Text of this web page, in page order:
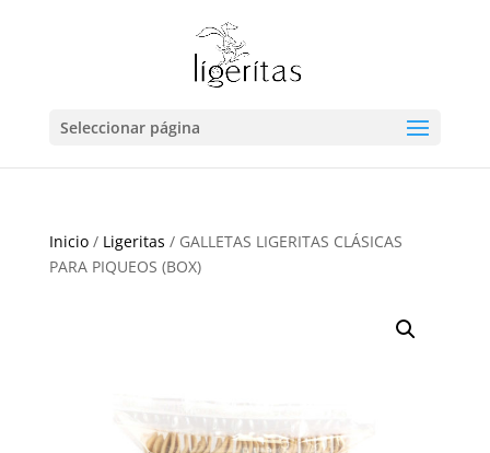
Seleccionar página
Inicio/ Ligeritas / GALLETAS LIGERITAS CLÁSICAS
PARA PIQUEOS (BOX)